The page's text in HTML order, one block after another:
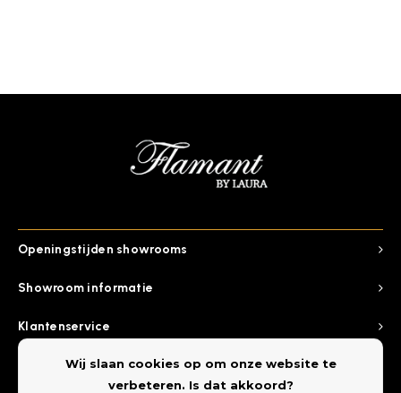
Showroom informatie
Openingstijden showrooms
Klantenservice
CategorieenWij slaan cookies op om onze website te
verbeteren. Is dat akkoord?